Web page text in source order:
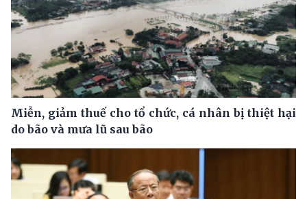
Miễn, giảm thuế cho tổ chức, cá nhân bị thiệt hại
do bão và mưa lũ sau bão